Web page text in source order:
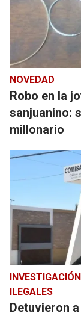
NOVEDAD
Robo en la
sanjuanino:
millonario
ILEGALES
Detuvieron